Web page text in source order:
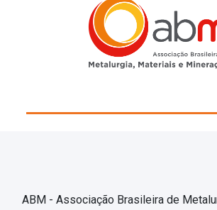
ABM - Associação Brasileira de